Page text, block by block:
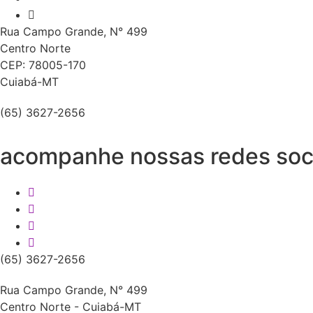
Rua Campo Grande, N° 499
Centro Norte
CEP: 78005-170
Cuiabá-MT
(65) 3627-2656
acompanhe nossas redes
(65) 3627-2656
Rua Campo Grande, N° 499
Centro Norte - Cuiabá-MT